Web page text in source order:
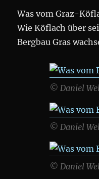
Was vom Graz-
Wie Köflach über
Bergbau Gras
© Daniel
© Daniel
© Daniel